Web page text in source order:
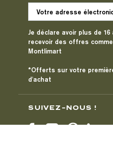
Je déclare avoir plus de
recevoir des offres
Montlimart
*Offerts sur votre
d'achat
SUIVEZ-NOUS !